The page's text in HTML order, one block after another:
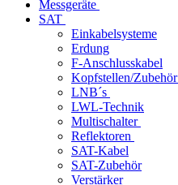
Messgeräte
SAT
Einkabelsysteme
Erdung
F-Anschlusskabel
Kopfstellen/Zubehör
LNB´s
LWL-Technik
Multischalter
Reflektoren
SAT-Kabel
SAT-Zubehör
Verstärker